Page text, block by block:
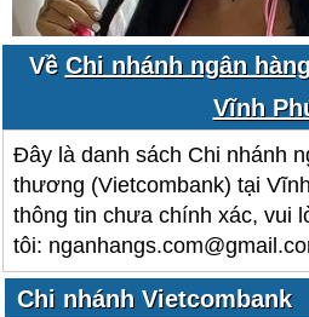
Về Chi nhánh ngân
Vĩnh
Đây là danh sách Chi nhánh
thương (Vietcombank) tại
thông tin chưa chính xác, vui
tôi:
Chi nhánh Vietcombank